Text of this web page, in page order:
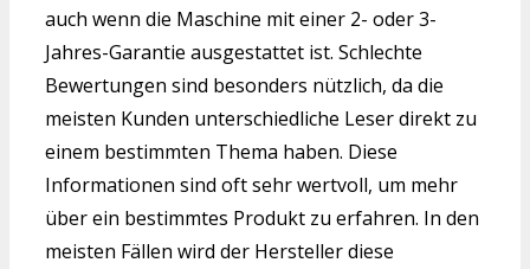
auch wenn die Maschine mit einer 2- oder 3-
Jahres-Garantie ausgestattet ist. Schlechte
Bewertungen sind besonders nützlich, da die
meisten Kunden unterschiedliche Leser direkt zu
einem bestimmten Thema haben. Diese
Informationen sind oft sehr wertvoll, um mehr
über ein bestimmtes Produkt zu erfahren. In den
meisten Fällen wird der Hersteller diese